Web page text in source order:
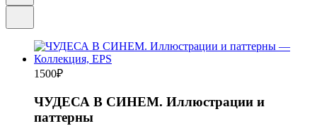
1500₽
ЧУДЕСА В СИНЕМ. Иллюстрации и
паттерны